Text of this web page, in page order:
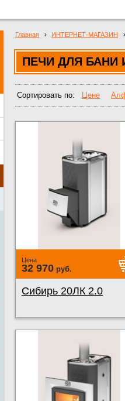
Главная › ИНТЕРНЕТ-МАГАЗИН ›
ПЕЧИ ДЛЯ БАНИ
Сортировать по: Цене
Цена
32 970 руб.
Сибирь 20ЛК 2.0